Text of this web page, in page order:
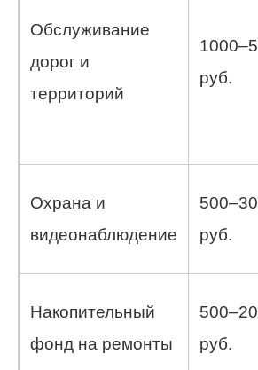
Обслуживание
дорог и
территорий
руб.
Охрана и
видеонаблюдение
руб.
Накопительный
фонд на ремонты
руб.